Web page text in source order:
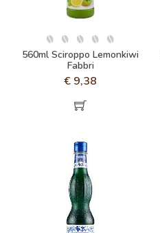
560ml Sciroppo Lemonkiwi
Fabbri
€ 9,38